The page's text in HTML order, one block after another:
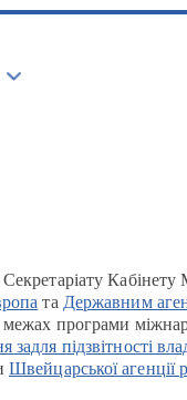
Секретаріату
та Державним
межах програми
задля підзвітності
Швейцарської агенції